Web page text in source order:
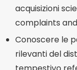
acquisizioni
complaints
Conoscere le
rilevanti del